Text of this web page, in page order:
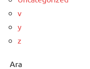
v
y
z
Ara